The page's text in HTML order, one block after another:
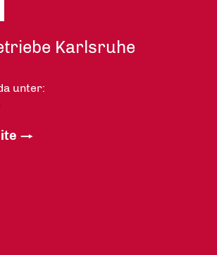
Karlsruhe
unter: